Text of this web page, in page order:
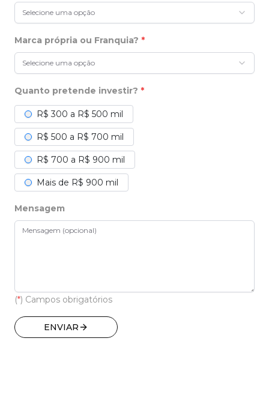
Selecione uma opção
Marca própria ou Franquia? *
Selecione uma opção
Quanto pretende investir? *
R$ 300 a R$ 500 mil
R$ 500 a R$ 700 mil
R$ 700 a R$ 900 mil
Mais de R$ 900 mil
Mensagem
(*) Campos obrigatórios
ENVIAR